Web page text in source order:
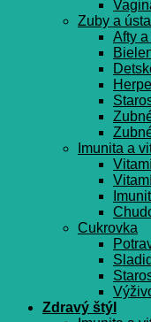
Zuby a ústa
Afty
Imunita a
Cukrovka
Zdravý štýl